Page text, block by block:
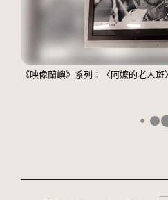
《映像蘭嶼》系列：〈阿嬤的老人斑〉